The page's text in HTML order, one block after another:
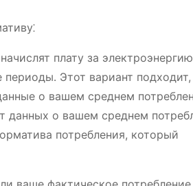
плату за
Этот вариант
о вашем среднем
данных о вашем среднем
потребления, который